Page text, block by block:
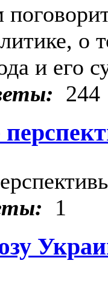
о
и его
244
1